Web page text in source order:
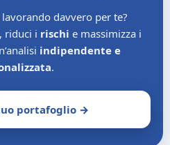
davvero per te?
, riduci i rischi e massimizza i
indipendente e
.
portafoglio →